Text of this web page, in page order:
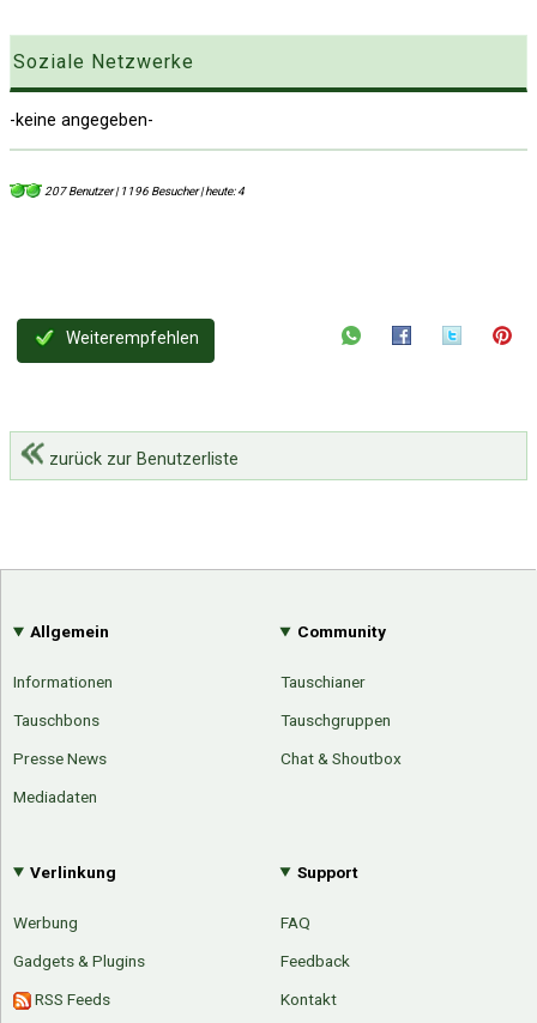
Twitter
Soziale Netzwerke
-keine angegeben-
207 Benutzer | 1196 Besucher | heute: 4
Weiterempfehlen
zurück zur Benutzerliste
Allgemein
Informationen
Tauschbons
Presse News
Mediadaten
Community
Tauschianer
Tauschgruppen
Chat & Shoutbox
Verlinkung
Werbung
Gadgets & Plugins
RSS Feeds
Support
FAQ
Feedback
Kontakt